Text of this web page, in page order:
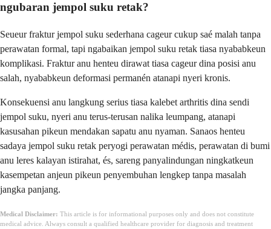
ngubaran jempol suku retak?
Seueur fraktur jempol suku sederhana cageur cukup saé malah tanpa
perawatan formal, tapi ngabaikan jempol suku retak tiasa nyababkeun
komplikasi. Fraktur anu henteu dirawat tiasa cageur dina posisi anu
salah, nyababkeun deformasi permanén atanapi nyeri kronis.
Konsekuensi anu langkung serius tiasa kalebet arthritis dina sendi
jempol suku, nyeri anu terus-terusan nalika leumpang, atanapi
kasusahan pikeun mendakan sapatu anu nyaman. Sanaos henteu
sadaya jempol suku retak peryogi perawatan médis, perawatan di bumi
anu leres kalayan istirahat, és, sareng panyalindungan ningkatkeun
kasempetan anjeun pikeun penyembuhan lengkep tanpa masalah
jangka panjang.
Medical Disclaimer: This article is for informational purposes only and does not constitute
medical advice. Always consult a qualified healthcare provider for diagnosis and treatment